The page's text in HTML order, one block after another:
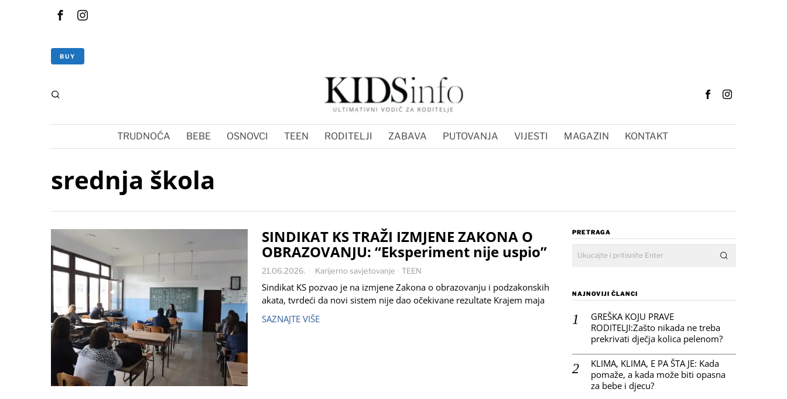
BUY
TRUDNOĆA BEBE OSNOVCI TEEN RODITELJI ZABAVA PUTOVANJA VIJESTI MAGAZIN KONTAKT
srednja škola
SINDIKAT KS TRAŽI IZMJENE ZAKONA O
OBRAZOVANJU: “Eksperiment nije uspio”
21.06.2026. Karijerno savjetovanje · TEEN
Sindikat KS pozvao je na izmjene Zakona o obrazovanju i podzakonskih
akata, tvrdeći da novi sistem nije dao očekivane rezultate Krajem maja
SAZNAJTE VIŠE
PRETRAGA
NAJNOVIJI ČLANCI
GREŠKA KOJU PRAVE
RODITELJI:Zašto nikada ne treba
prekrivati dječja kolica pelenom?
KLIMA, KLIMA, E PA ŠTA JE: Kada
pomaže, a kada može biti opasna
za bebe i djecu?